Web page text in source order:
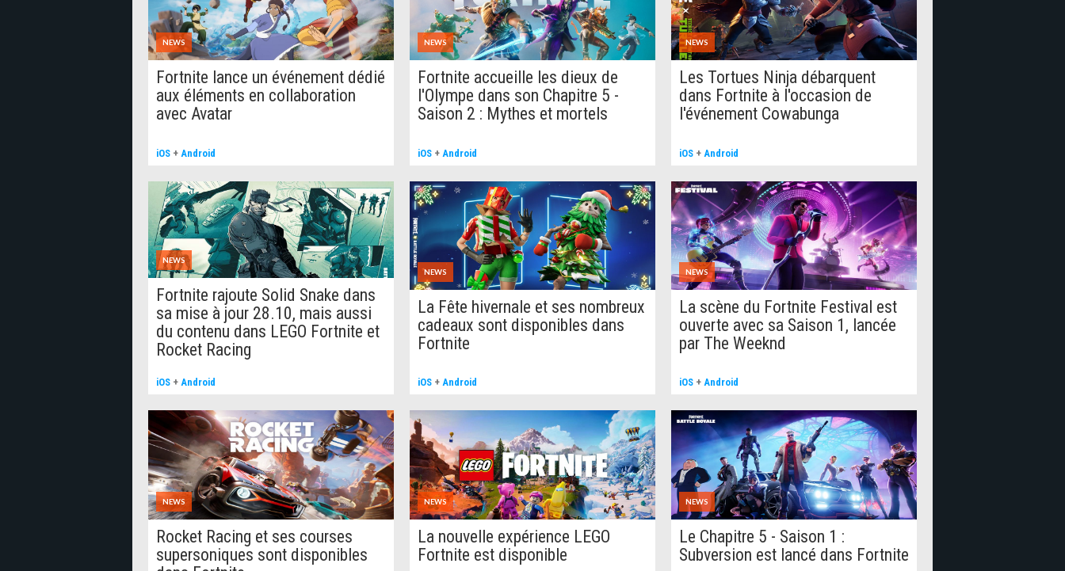
NEWS
Fortnite lance un événement dédié
aux éléments en collaboration
avec Avatar
iOS + Android
NEWS
Fortnite accueille les dieux de
l'Olympe dans son Chapitre 5 -
Saison 2 : Mythes et mortels
iOS + Android
NEWS
Les Tortues Ninja débarquent
dans Fortnite à l'occasion de
l'événement Cowabunga
iOS + Android
NEWS
Fortnite rajoute Solid Snake dans
sa mise à jour 28.10, mais aussi
du contenu dans LEGO Fortnite et
Rocket Racing
iOS + Android
NEWS
La Fête hivernale et ses nombreux
cadeaux sont disponibles dans
Fortnite
iOS + Android
NEWS
La scène du Fortnite Festival est
ouverte avec sa Saison 1, lancée
par The Weeknd
iOS + Android
NEWS
Rocket Racing et ses courses
supersoniques sont disponibles
NEWS
La nouvelle expérience LEGO
Fortnite est disponible
NEWS
Le Chapitre 5 - Saison 1 :
Subversion est lancé dans Fortnite